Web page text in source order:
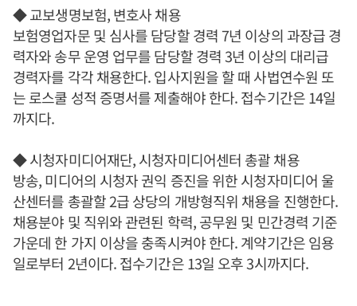
◆ 교보생명보험, 변호사 채용
보험영업자문 및 심사를 담당할 경력 7년 이상의 과장급 경
력자와 송무 운영 업무를 담당할 경력 3년 이상의 대리급
경력자를 각각 채용한다. 입사지원을 할 때 사법연수원 또
는 로스쿨 성적 증명서를 제출해야 한다. 접수기간은 14일
까지다.
◆ 시청자미디어재단, 시청자미디어센터 총괄 채용
방송, 미디어의 시청자 권익 증진을 위한 시청자미디어 울
산센터를 총괄할 2급 상당의 개방형직위 채용을 진행한다.
채용분야 및 직위와 관련된 학력, 공무원 및 민간경력 기준
가운데 한 가지 이상을 충족시켜야 한다. 계약기간은 임용
일로부터 2년이다. 접수기간은 13일 오후 3시까지다.